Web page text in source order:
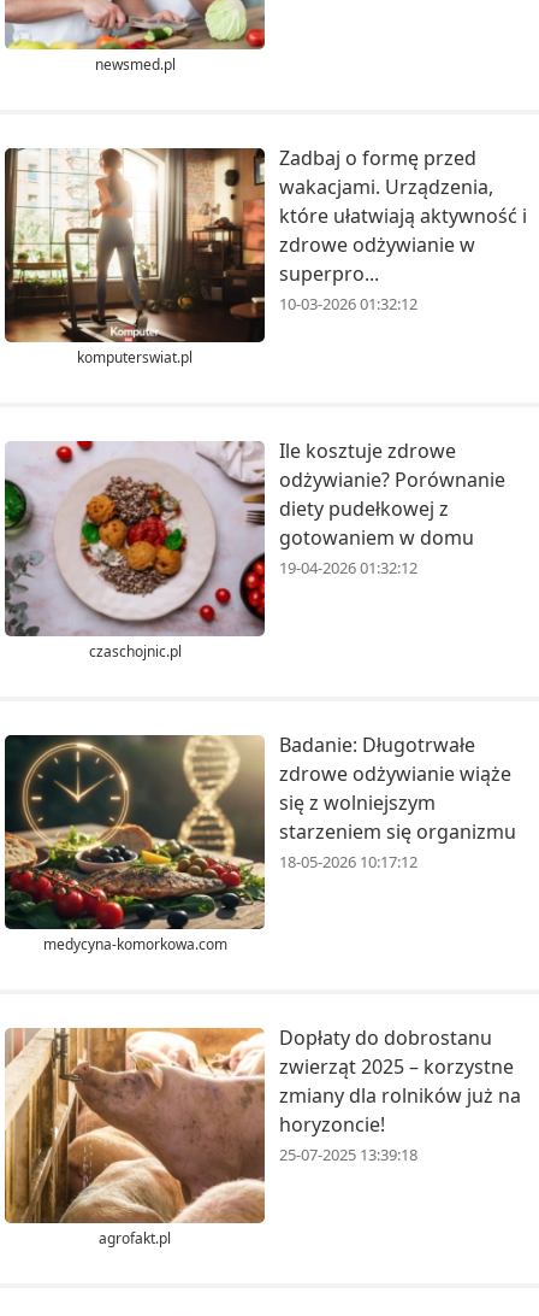
newsmed.pl
komputerswiat.pl
Zadbaj o formę przed
wakacjami. Urządzenia,
które ułatwiają aktywność i
zdrowe odżywianie w
superpro...
10-03-2026 01:32:12
czaschojnic.pl
Ile kosztuje zdrowe
odżywianie? Porównanie
diety pudełkowej z
gotowaniem w domu
19-04-2026 01:32:12
medycyna-komorkowa.com
Badanie: Długotrwałe
zdrowe odżywianie wiąże
się z wolniejszym
starzeniem się organizmu
18-05-2026 10:17:12
agrofakt.pl
Dopłaty do dobrostanu
zwierząt 2025 – korzystne
zmiany dla rolników już na
horyzoncie!
25-07-2025 13:39:18